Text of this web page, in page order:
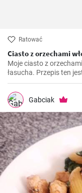
Ratować
Ciasto z orzechami
Moje ciasto z
łasucha. Przepis ten
przygotowuję go na
ciasto jest niezwykle
Jest również idealnym
włoskich i delikatnego
Gabciak